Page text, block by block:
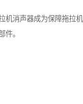
机消声器成为保障拖拉
件。